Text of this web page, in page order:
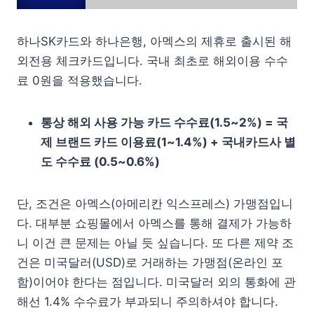
하나SK카드와 하나은행, 아멕스의 제휴로 출시된 해
외전용 체크카드입니다. 국내 최초로 해외이용 수수
료 0원을 적용했습니다.
통상 해외 사용 가능 카드 수수료(1.5~2%) = 국
제 브랜드 카드 이용료(1~1.4%) + 국내카드사 별
도 수수료 (0.5~0.6%)
단, 조건은 아멕스(아메리칸 익스프레스) 가맹점입니
다. 대부분 쇼핑몰에서 아멕스를 통해 결제가 가능하
니 이건 큰 문제는 아닐 듯 싶습니다. 또 다른 제약 조
건은 미국달러(USD)로 거래하는 가맹점(온라인 포
함)이어야 한다는 점입니다. 미국달러 외의 통화에 관
해선 1.4% 수수료가 부과되니 주의하셔야 합니다.